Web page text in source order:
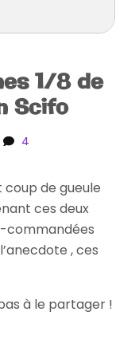
1/8 de
Scifo
4
de gueule
ces deux
commandées
, ces
à le partager !